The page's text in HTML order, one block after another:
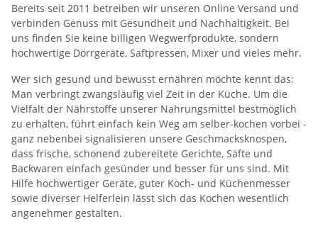
Bereits seit 2011 betreiben wir unseren Online Versand und
verbinden Genuss mit Gesundheit und Nachhaltigkeit. Bei
uns finden Sie keine billigen Wegwerfprodukte, sondern
hochwertige Dörrgeräte, Saftpressen, Mixer und vieles mehr.
Wer sich gesund und bewusst ernähren möchte kennt das:
Man verbringt zwangsläufig viel Zeit in der Küche. Um die
Vielfalt der Nährstoffe unserer Nahrungsmittel bestmöglich
zu erhalten, führt einfach kein Weg am selber-kochen vorbei -
ganz nebenbei signalisieren unsere Geschmacksknospen,
dass frische, schonend zubereitete Gerichte, Säfte und
Backwaren einfach gesünder und besser für uns sind. Mit
Hilfe hochwertiger Geräte, guter Koch- und Küchenmesser
sowie diverser Helferlein lässt sich das Kochen wesentlich
angenehmer gestalten.